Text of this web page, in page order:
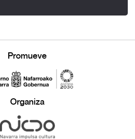
Promueve
Organiza